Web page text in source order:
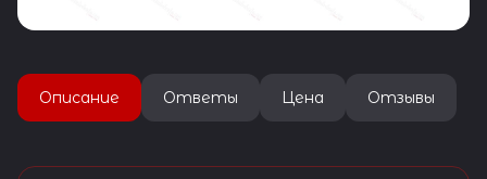
Описание Ответы Цена Отзывы